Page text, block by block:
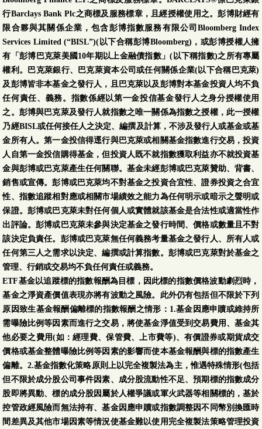
行Barclays Bank Plc之商標及服務標章，且經授權使用之。彭博財經有
限合夥與其關係企業，包含彭博指數服務有限公司Bloomberg Index
Services Limited (“BISL”)(以下合稱彭博Bloomberg)，或彭博授權人擁
有「彭博巴克萊美國10年期以上金融債指數」(以下稱指數)之所有專屬
權利。巴克萊銀行、巴克萊資本公司或任何關係企業(以下合稱巴克萊)
及彭博皆非本基金之發行人，且巴克萊以及彭博對本基金投資人均不負
任何責任、義務。指數係經以第一金投信基金發行人之身分授權使用
之。彭博與巴克萊及發行人就指數之唯一關係為指數之授權，此一授權
乃經BISL或任何接任人之決定、編撰及計算，不涉及發行人或基金或基
金所有人。第一金投信得逕行與巴克萊或相關基金指數進行交易，投資
人自第一金投信購得基金，但投資人既不就指數獲取利益亦不就投資基
金與彭博或巴克萊產生任何關聯。基金未經彭博或巴克萊贊助、背書、
銷售或宣傳。彭博或巴克萊均不對基金之投資合宜性、證券投資之合宜
性、指數追蹤相對應或相關市場績效之能力為任何明示或暗示之聲明或
保證。彭博或巴克萊未對任何個人或實體就該基金是合法性或適當性作
出評論。彭博或巴克萊未參與決定基金之發行時間、價格或數量且不對
該決定負責任。彭博或巴克萊無任何義務考量基金之發行人、所有人或
任何第三人之需求以決定、編撰或計算指數。彭博或巴克萊對於基金之
管理、行銷或交易均不負任何責任或義務。
ETF基金以追蹤標的指數報酬為目標，因此標的指數價格波動劇烈時，
基金之淨資產價值表現亦將有波動之風險。此外仍有包括但不限於下列
原因致生基金報酬偏離標的指數報酬之情形：1.基金因應申贖或維持所
需曝險比例等因素而進行之交易，將使基金淨值受到交易費用、基金其
他必要之費用(如：經理費、保管費、上市費等)、有價證券或期貨成交
價格或基金整體曝險比例等因素的影響而使本基金報酬與標的指數產生
偏離。2.基金指數化策略原則上以完全複製法為主，惟遇特殊情形(包括
但不限於成分股公司事件因素、成分股流動性不足、預期標的指數成分
股即將異動、標的成分股因屬於人權爭議或軍火武器等相關標的，基於
控管政經風險而無法持有、基金因應申贖或指數調整因不同幣別換匯時
間差異及其他市場因素等情況使基金難以使用完全複製法策略管理投資